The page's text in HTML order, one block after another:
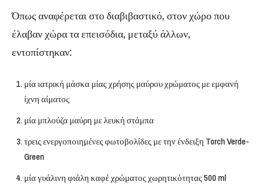
Όπως αναφέρεται στο διαβιβαστικό, στον χώρο που
έλαβαν χώρα τα επεισόδια, μεταξύ άλλων,
εντοπίστηκαν:
μία ιατρική μάσκα μίας χρήσης μαύρου χρώματος με εμφανή
ίχνη αίματος
μία μπλούζα μαύρη με λευκή στάμπα
τρεις ενεργοποιημένες φωτοβολίδες με την ένδειξη Torch Verde-
Green
μία γυάλινη φιάλη καφέ χρώματος χωρητικότητας 500 ml